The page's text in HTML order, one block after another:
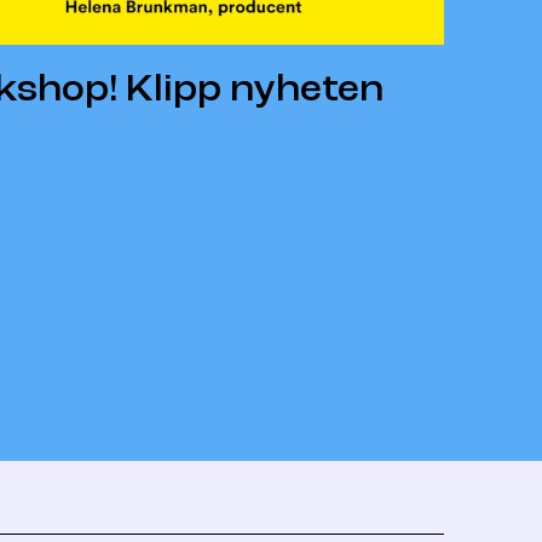
Klipp nyheten